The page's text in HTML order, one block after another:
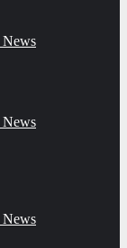
News
News
News